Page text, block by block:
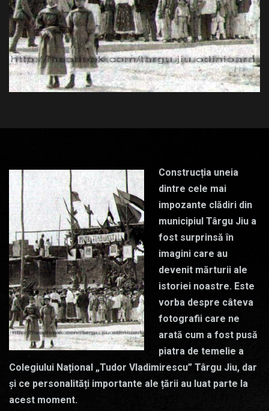
Construcția uneia
dintre cele mai
impozante clădiri din
municipiul Târgu Jiu a
fost surprinsă în
imagini care au
devenit mărturii ale
istoriei noastre. Este
vorba despre câteva
fotografii care ne
arată cum a fost pusă
piatra de temelie a
Colegiului Național „Tudor Vladimirescu” Târgu Jiu, dar
și ce personalități importante ale țării au luat parte la
acest moment.